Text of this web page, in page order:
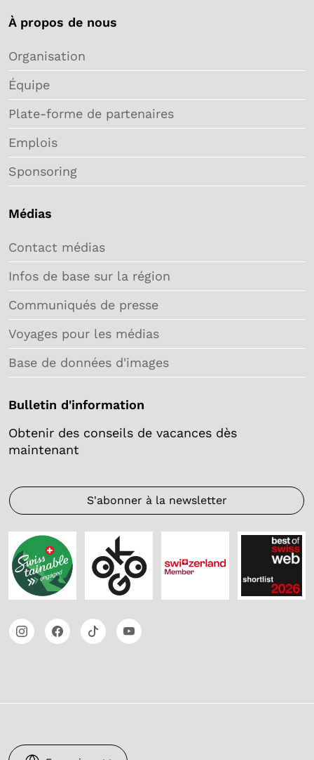
À propos de nous
Organisation
Équipe
Plate-forme de partenaires
Emplois
Sponsoring
Médias
Contact médias
Infos de base sur la région
Communiqués de presse
Voyages pour les médias
Base de données d'images
Bulletin d'information
Obtenir des conseils de vacances dès
maintenant
S'abonner à la newsletter